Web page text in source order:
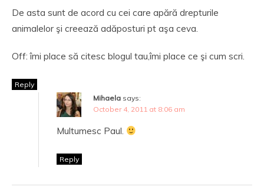
De asta sunt de acord cu cei care apără drepturile
animalelor şi creează adăposturi pt aşa ceva.
Off: îmi place să citesc blogul tau,îmi place ce şi cum scri.
Reply
Mihaela says:
October 4, 2011 at 8:06 am
Multumesc Paul.
Reply